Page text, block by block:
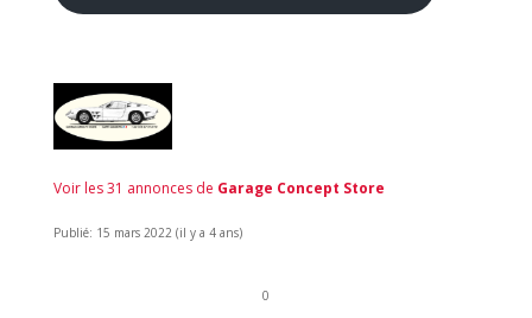
Voir les 31 annonces de Garage Concept Store
Publié: 15 mars 2022 (il y a 4 ans)
0